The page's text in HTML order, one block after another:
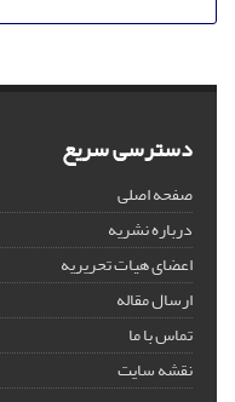
دسترسی سریع
صفحه اصلی
درباره نشریه
اعضای هیات تحریریه
ارسال مقاله
تماس با ما
نقشه سایت